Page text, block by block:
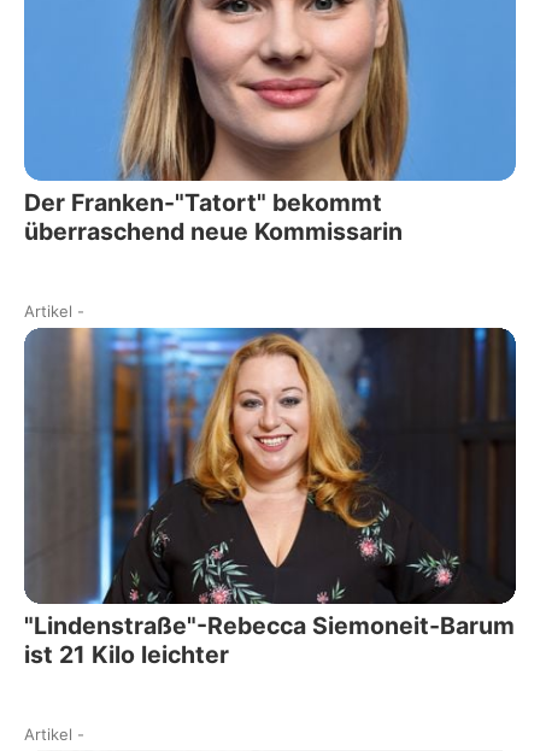
Der Franken-"Tatort" bekommt
überraschend neue Kommissarin
Artikel -
"Lindenstraße"-Rebecca Siemoneit-Barum
ist 21 Kilo leichter
Artikel -